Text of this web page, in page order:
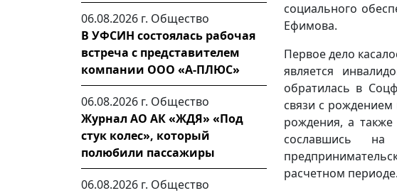
06.08.2026 г. Общество
В УФСИН состоялась рабочая
встреча с представителем
компании ООО «А-ПЛЮС»
06.08.2026 г. Общество
Журнал АО АК «ЖДЯ» «Под
стук колес», который
полюбили пассажиры
06.08.2026 г. Общество
социального
Ефимова.
Первое дело
является
обратилась в
связи с
рождения, а
сославшись
расчетном периоде.